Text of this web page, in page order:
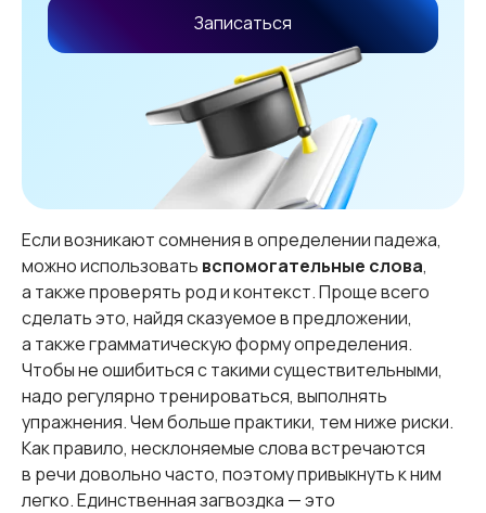
Записаться
Если возникают сомнения в определении падежа,
можно использовать вспомогательные слова,
а также проверять род и контекст. Проще всего
сделать это, найдя сказуемое в предложении,
а также грамматическую форму определения.
Чтобы не ошибиться с такими существительными,
надо регулярно тренироваться, выполнять
упражнения. Чем больше практики, тем ниже риски.
Как правило, несклоняемые слова встречаются
в речи довольно часто, поэтому привыкнуть к ним
легко. Единственная загвоздка — это